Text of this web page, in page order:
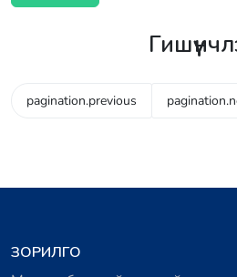
pagination.previous
ЗОРИЛГО